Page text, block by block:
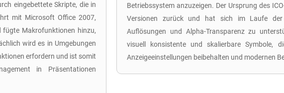
eingebettete Skripte, die in
mit Microsoft Office 2007,
fügte Makrofunktionen hinzu,
wird es in Umgebungen
erfordern und ist somit
in Präsentationen
Betriebssystem anzuzeigen. Der Ursprung des
Versionen zurück und hat sich im Laufe der
Auflösungen und Alpha-Transparenz zu
visuell konsistente und skalierbare Symbole,
Anzeigeeinstellungen beibehalten und modernen